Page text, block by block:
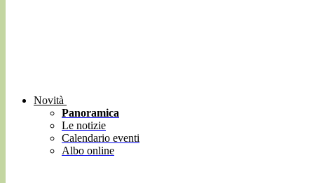
Novità
Panoramica
Le notizie
Calendario eventi
Albo online